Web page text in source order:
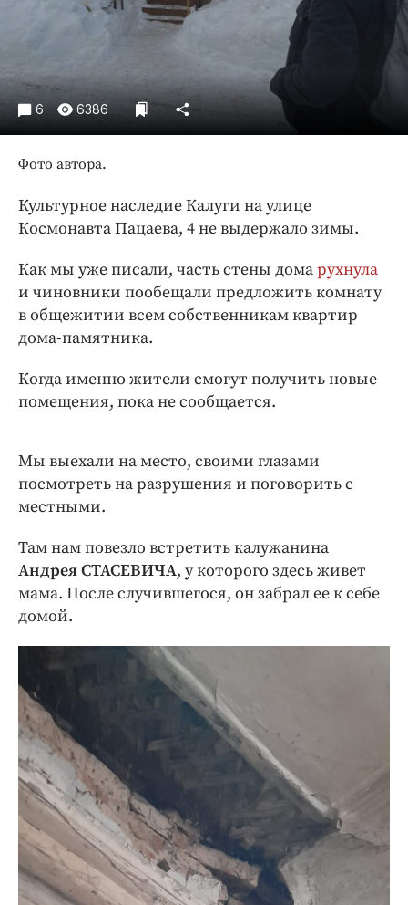
Происшествия
Экономика и бизнес
ПРОЕКТЫ
Блоги
Издания
Интересное чтиво
Бренд года
Работодатель года
6 6386
Фото автора.
Культурное наследие Калуги на улице
Космонавта Пацаева, 4 не выдержало зимы.
Как мы уже писали, часть стены домарухнула
и чиновники пообещали предложить комнату
в общежитии всем собственникам квартир
дома-памятника.
Когда именно жители смогут получить новые
помещения, пока не сообщается.
Мы выехали на место, своими глазами
посмотреть на разрушения и поговорить с
местными.
Там нам повезло встретить калужанина
Андрея СТАСЕВИЧА, у которого здесь живет
мама. После случившегося, он забрал ее к себе
домой.